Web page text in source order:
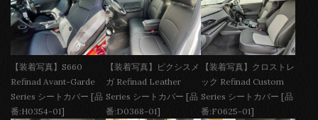
【装着写真】S660
Refinad Avant-Garde
Series シートカバー [品
番:H0354-01]
【装着写真】ピクシスメ
ガ Refinad Leather
Series シートカバー [品
番:D0368-01]
【装着写真】クロストレ
ック Refinad Custom
Series シートカバー [品
番:F0625-01]